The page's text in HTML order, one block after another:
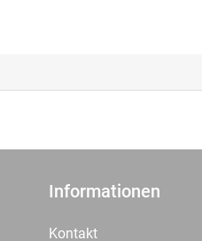
Informationen
Kontakt